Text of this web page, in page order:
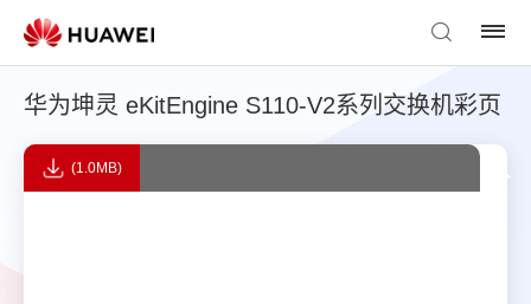
华为坤灵 eKitEngine S110-V2系列交换机彩页
(1.0MB)